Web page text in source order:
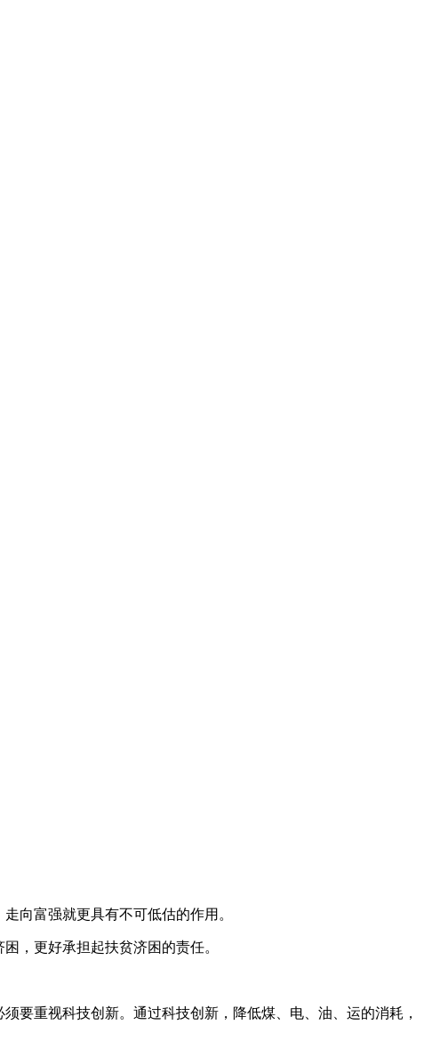
向富强就更具有不可低估的作用。
，更好承担起扶贫济困的责任。
要重视科技创新。通过科技创新，降低煤、电、油、运的消耗，